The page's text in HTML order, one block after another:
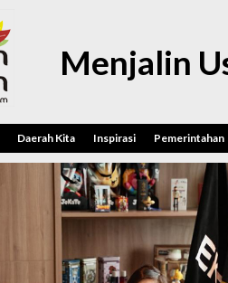
Menjalin
Daerah Kita Inspirasi Pemerintahan